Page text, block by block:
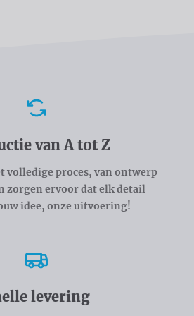
van A tot Z
volledige proces, van ontwerp
zorgen ervoor dat elk detail
idee, onze uitvoering!
levering